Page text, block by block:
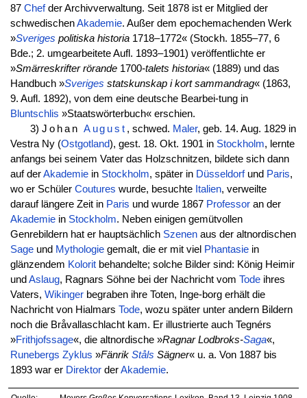
87 Chefder Archivverwaltung. Seit 1878 ist er Mitglied der
schwedischenAkademie. Außer dem epochemachenden Werk
»Sveriges politiska historia1718–1772« (Stockh. 1855–77, 6
Bde.; 2. umgearbeitete Aufl. 1893–1901) veröffentlichte er
»Smärreskrifter rörande1700-talets historia« (1889) und das
Handbuch »Sveriges statskunskap i kort sammandrag« (1863,
9. Aufl. 1892), von dem eine deutsche Bearbei-tung in
Bluntschlis »Staatswörterbuch« erschien.
3) Johan August , schwed. Maler, geb. 14. Aug. 1829 in
Vestra Ny (Ostgotland), gest. 18. Okt. 1901 in Stockholm, lernte
anfangs bei seinem Vater das Holzschnitzen, bildete sich dann
auf derAkademiein Stockholm, später in Düsseldorfund Paris,
wo er Schüler Coutures wurde, besuchte Italien, verweilte
darauf längere Zeit in Paris und wurde 1867 Professoran der
Akademiein Stockholm. Neben einigen gemütvollen
Genrebildern hat er hauptsächlich Szenenaus der altnordischen
Sageund Mythologiegemalt, die er mit viel Phantasiein
glänzendem Koloritbehandelte; solche Bilder sind: König Heimir
und Aslaug, Ragnars Söhne bei der Nachricht vom Todeihres
Vaters, Wikingerbegraben ihre Toten, Inge-borg erhält die
Nachricht von Hialmars Tode, wozu später unter andern Bildern
noch die Bråvallaschlacht kam. Er illustrierte auch Tegnérs
»Frithjofssage«, die altnordische »Ragnar Lodbroks-Saga«,
Runebergs Zyklus »Fänrik Ståls Sägner« u. a. Von 1887 bis
1893 war er DirektorderAkademie.